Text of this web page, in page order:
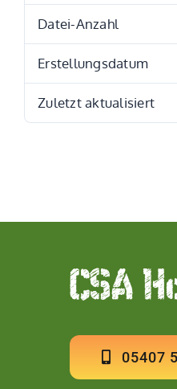
Datei-Anzahl
Erstellungsdatum
Zuletzt aktualisiert
05407